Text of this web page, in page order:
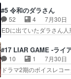
組みか‥Lv200帯の… そ
者の出現させるた… ア
共闘してくれ魔…
ちゃんの恋愛話をした
っすら思ったことズバ
い、さわやかだ 世話
のクワガタ取りの話見
れww唐突な作画力の正
瞬で終わっちまったっ…
に見えた。4話は過…
#5 令和のダラさん
52 4
7月30日
EDに出ていたダラさ
惨な過去がきっちり現
さんと姉弟の母との出
んの過去話も佳境…げ
想：２人の過剰な貢ぎ
#17 LIAR GAME -ライ
10 1
7月30日
ドラマ2期のボイスレ